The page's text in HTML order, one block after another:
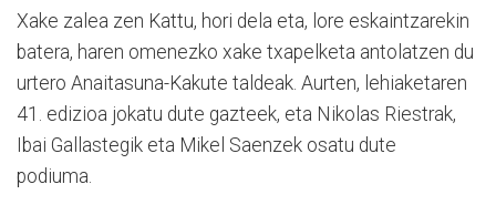
Xake zalea zen Kattu, hori dela eta, lore eskaintzarekin
batera, haren omenezko xake txapelketa antolatzen du
urtero Anaitasuna-Kakute taldeak. Aurten, lehiaketaren
41. edizioa jokatu dute gazteek, eta Nikolas Riestrak,
Ibai Gallastegik eta Mikel Saenzek osatu dute
podiuma.